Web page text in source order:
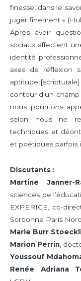
finesse, dans le
juger finement »
Après avoir
sociaux affectent
identité
axes de réflexion
aptitude
contour d’un
nous pourrions
selon nous ne
techniques et
et poétiques parfois
Discutants :
Martine Janner-
sciences de
EXPERICE, co-
Sorbonne Paris
Marie Burr
Marion Perrin,
Youssouf
Renée Adriana